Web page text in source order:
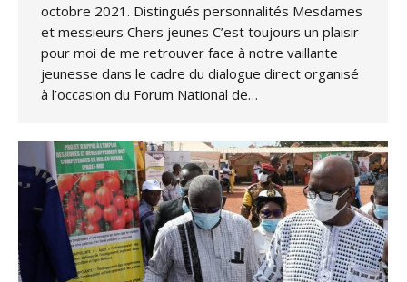
octobre 2021. Distingués personnalités Mesdames
et messieurs Chers jeunes C’est toujours un plaisir
pour moi de me retrouver face à notre vaillante
jeunesse dans le cadre du dialogue direct organisé
à l’occasion du Forum National de…